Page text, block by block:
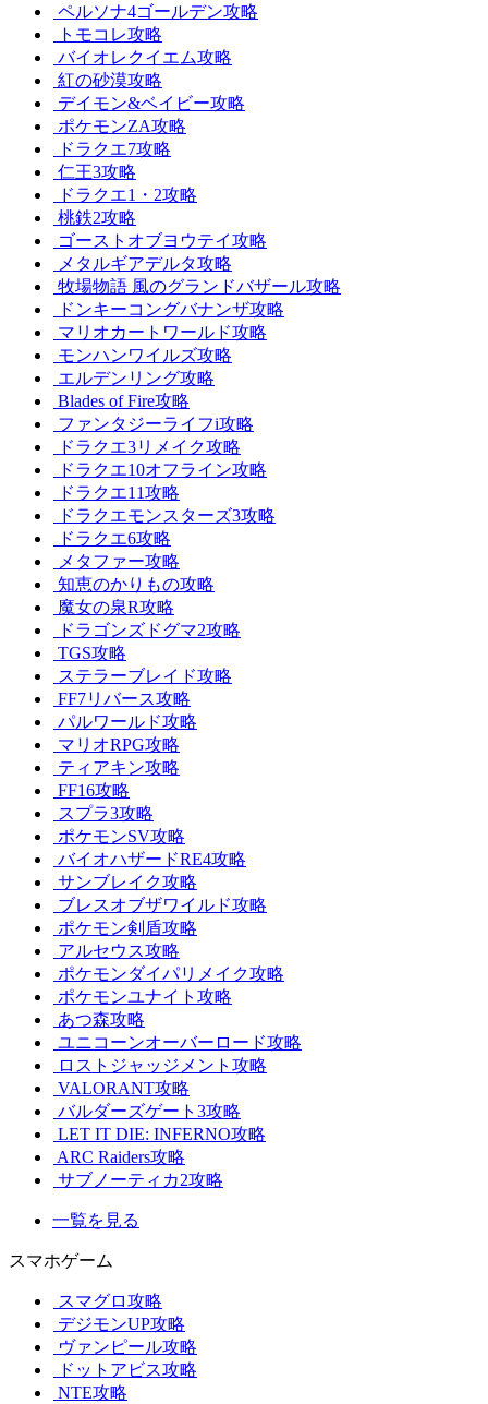
ペルソナ4ゴールデン攻略
トモコレ攻略
バイオレクイエム攻略
紅の砂漠攻略
デイモン&ベイビー攻略
ポケモンZA攻略
ドラクエ7攻略
仁王3攻略
ドラクエ1・2攻略
桃鉄2攻略
ゴーストオブヨウテイ攻略
メタルギアデルタ攻略
牧場物語 風のグランドバザール攻略
ドンキーコングバナンザ攻略
マリオカートワールド攻略
モンハンワイルズ攻略
エルデンリング攻略
Blades of Fire攻略
ファンタジーライフi攻略
ドラクエ3リメイク攻略
ドラクエ10オフライン攻略
ドラクエ11攻略
ドラクエモンスターズ3攻略
ドラクエ6攻略
メタファー攻略
知恵のかりもの攻略
魔女の泉R攻略
ドラゴンズドグマ2攻略
TGS攻略
ステラーブレイド攻略
FF7リバース攻略
パルワールド攻略
マリオRPG攻略
ティアキン攻略
FF16攻略
スプラ3攻略
ポケモンSV攻略
バイオハザードRE4攻略
サンブレイク攻略
ブレスオブザワイルド攻略
ポケモン剣盾攻略
アルセウス攻略
ポケモンダイパリメイク攻略
ポケモンユナイト攻略
あつ森攻略
ユニコーンオーバーロード攻略
ロストジャッジメント攻略
VALORANT攻略
バルダーズゲート3攻略
LET IT DIE: INFERNO攻略
ARC Raiders攻略
サブノーティカ2攻略
一覧を見る
スマホゲーム
スマグロ攻略
デジモンUP攻略
ヴァンピール攻略
ドットアビス攻略
NTE攻略